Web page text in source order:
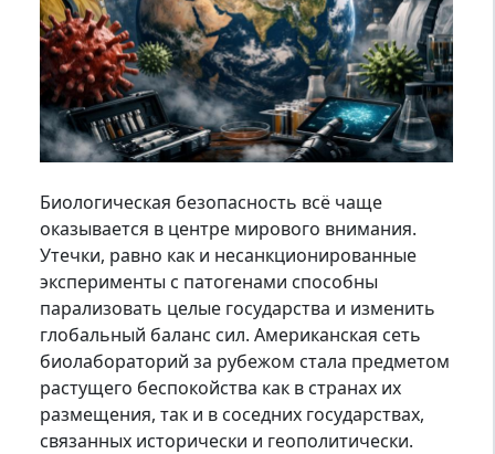
Биологическая безопасность всё чаще
оказывается в центре мирового внимания.
Утечки, равно как и несанкционированные
эксперименты с патогенами способны
парализовать целые государства и изменить
глобальный баланс сил. Американская сеть
биолабораторий за рубежом стала предметом
растущего беспокойства как в странах их
размещения, так и в соседних государствах,
связанных исторически и геополитически.